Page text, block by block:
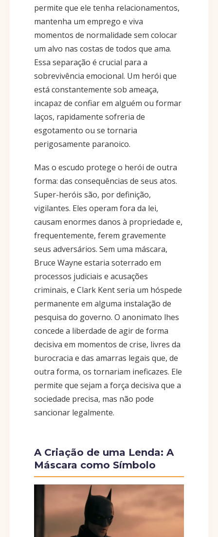
permite que ele tenha relacionamentos,
mantenha um emprego e viva
momentos de normalidade sem colocar
um alvo nas costas de todos que ama.
Essa separação é crucial para a
sobrevivência emocional. Um herói que
está constantemente sob ameaça,
incapaz de confiar em alguém ou formar
laços, rapidamente sofreria de
esgotamento ou se tornaria
perigosamente paranoico.
Mas o escudo protege o herói de outra
forma: das consequências de seus atos.
Super-heróis são, por definição,
vigilantes. Eles operam fora da lei,
causam enormes danos à propriedade e,
frequentemente, ferem gravemente
seus adversários. Sem uma máscara,
Bruce Wayne estaria soterrado em
processos judiciais e acusações
criminais, e Clark Kent seria um hóspede
permanente em alguma instalação de
pesquisa do governo. O anonimato lhes
concede a liberdade de agir de forma
decisiva em momentos de crise, livres da
burocracia e das amarras legais que, de
outra forma, os tornariam ineficazes. Ele
permite que sejam a força decisiva que a
sociedade precisa, mas não pode
sancionar legalmente.
A Criação de uma Lenda: A
Máscara como Símbolo